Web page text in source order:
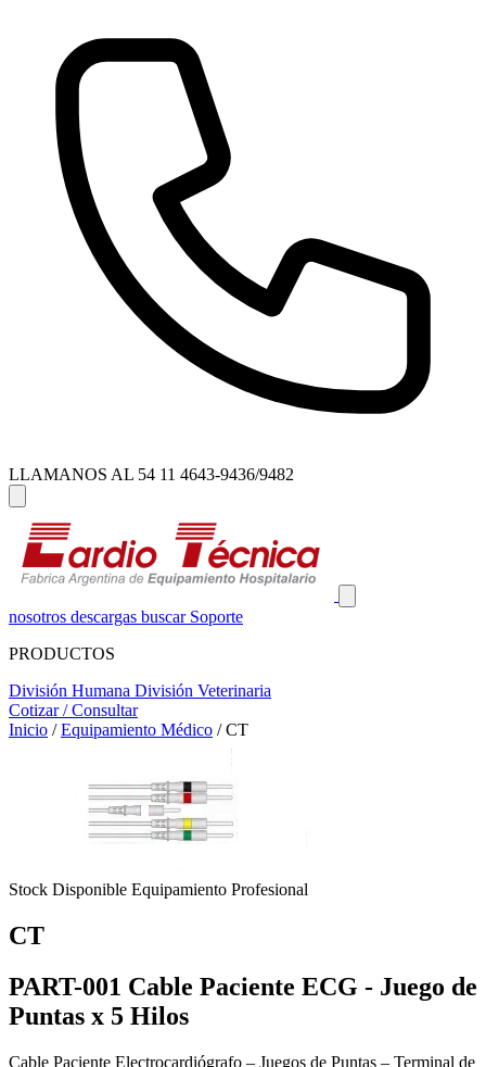
LLAMANOS AL 54 11 4643-9436/9482
nosotros descargas buscar Soporte
PRODUCTOS
División Humana División Veterinaria
Cotizar / Consultar
Inicio / Equipamiento Médico / CT
Stock Disponible Equipamiento Profesional
CT
PART-001 Cable Paciente ECG - Juego de
Puntas x 5 Hilos
Cable Paciente Electrocardiógrafo – Juegos de Puntas – Terminal de